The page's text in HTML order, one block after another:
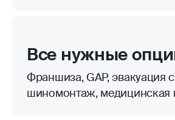
Все нужные
Франшиза, GAP, эвакуация
шиномонтаж,